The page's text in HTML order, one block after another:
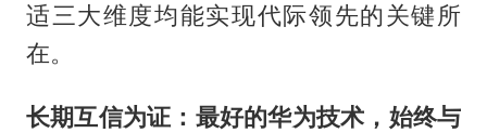
适三大维度均能实现代际领先的关键所
在。
长期互信为证：最好的华为技术，始终与